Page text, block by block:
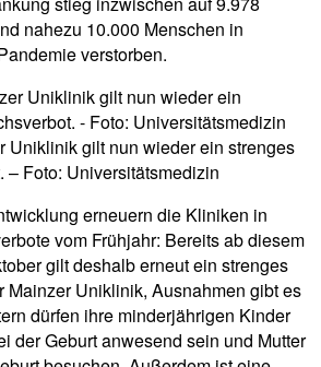
nahezu 10.000 Menschen in
verstorben.
Uniklinik gilt nun wieder ein strenges
– Foto: Universitätsmedizin
erneuern die Kliniken in
vom Frühjahr: Bereits ab diesem
gilt deshalb erneut ein strenges
Mainzer Uniklinik, Ausnahmen gibt es
dürfen ihre minderjährigen Kinder
der Geburt anwesend sein und Mutter